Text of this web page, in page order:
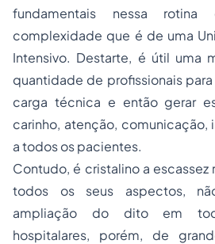
fundamentais nessa
complexidade que é de uma
Intensivo. Destarte, é útil uma
quantidade de profissionais
carga técnica e então gerar
carinho, atenção, comunicação,
a todos os pacientes.
Contudo, é cristalino a escassez
todos os seus aspectos,
ampliação do dito em
hospitalares, porém, de